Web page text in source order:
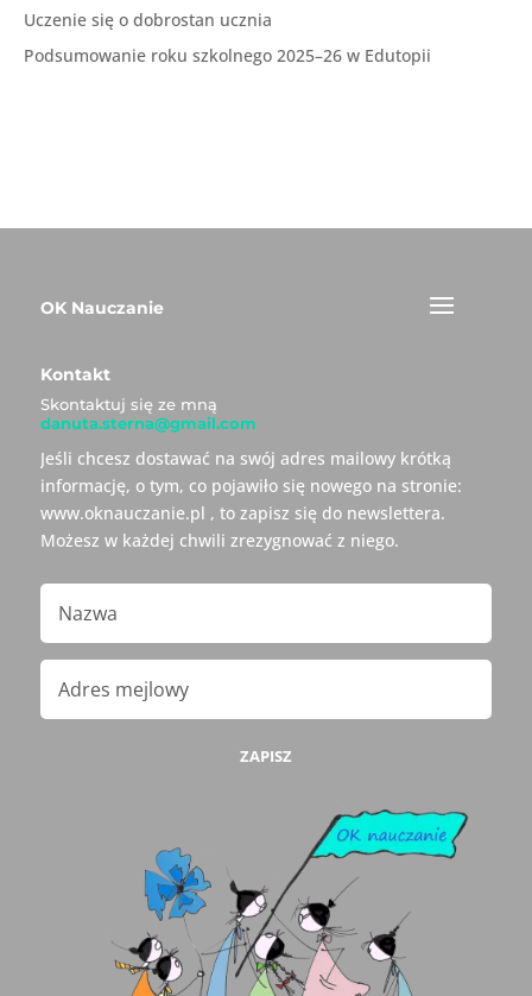
Uczenie się o dobrostan ucznia
Podsumowanie roku szkolnego 2025–26 w Edutopii
OK Nauczanie
Kontakt
Skontaktuj się ze mną
danuta.sterna@gmail.com
Jeśli chcesz dostawać na swój adres mailowy krótką
informację, o tym, co pojawiło się nowego na stronie:
www.oknauczanie.pl , to zapisz się do newslettera.
Możesz w każdej chwili zrezygnować z niego.
ZAPISZ